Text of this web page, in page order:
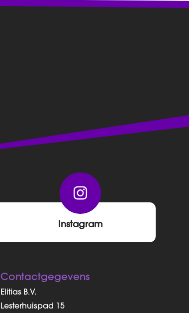

Instagram
Contactgegevens
Elitias B.V.
Lesterhuispad 15